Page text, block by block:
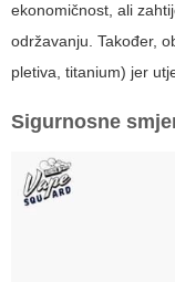
ekonomičnost, ali
održavanju. Također,
pletiva, titanium) jer
Sigurnosne